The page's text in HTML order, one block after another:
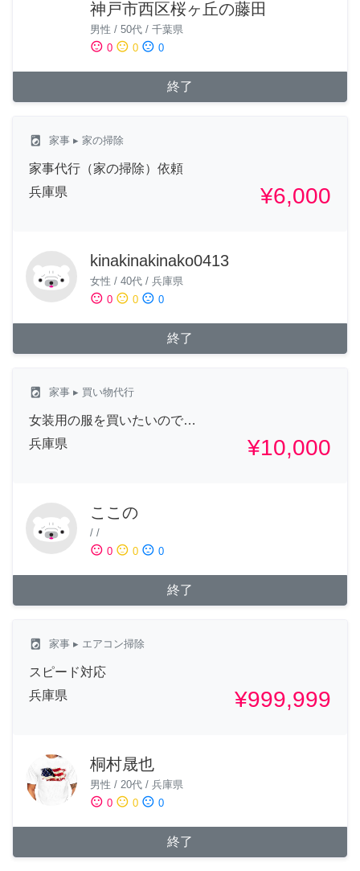
神戸市西区桜ヶ丘の藤田
男性 / 50代 / 千葉県
sentiment_satisfied 0 sentiment_neutral 0 sentiment_dissatisfied 0
終了
local_laundry_service 家事 ▸ 家の掃除
家事代行（家の掃除）依頼
兵庫県
¥6,000
kinakinakinako0413
女性 / 40代 / 兵庫県
sentiment_satisfied 0 sentiment_neutral 0 sentiment_dissatisfied 0
終了
local_laundry_service 家事 ▸ 買い物代行
女装用の服を買いたいので…
兵庫県
¥10,000
ここの
/ /
sentiment_satisfied 0 sentiment_neutral 0 sentiment_dissatisfied 0
終了
local_laundry_service 家事 ▸ エアコン掃除
スピード対応
兵庫県
¥999,999
桐村晟也
男性 / 20代 / 兵庫県
sentiment_satisfied 0 sentiment_neutral 0 sentiment_dissatisfied 0
終了